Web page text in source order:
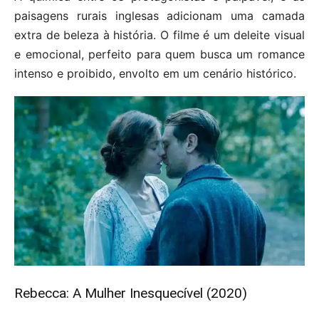
paisagens rurais inglesas adicionam uma camada
extra de beleza à história. O filme é um deleite visual
e emocional, perfeito para quem busca um romance
intenso e proibido, envolto em um cenário histórico.
Rebecca: A Mulher Inesquecível (2020)